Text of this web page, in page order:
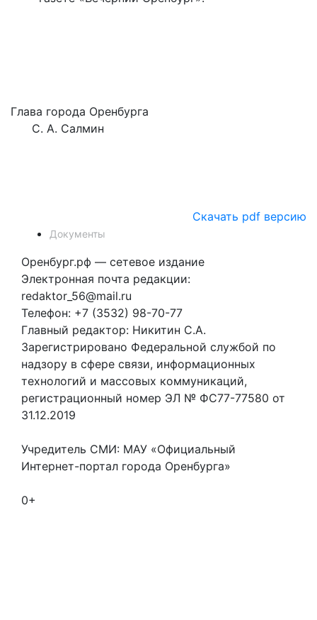
Глава города Оренбурга
С. А. Салмин
Скачать pdf версию
Документы
Оренбург.рф — сетевое издание
Электронная почта редакции:
redaktor_56@mail.ru
Телефон: +7 (3532) 98-70-77
Главный редактор: Никитин С.А.
Зарегистрировано Федеральной службой по
надзору в сфере связи, информационных
технологий и массовых коммуникаций,
регистрационный номер ЭЛ № ФС77-77580 от
31.12.2019
Учредитель СМИ: МАУ «Официальный
Интернет-портал города Оренбурга»
0+